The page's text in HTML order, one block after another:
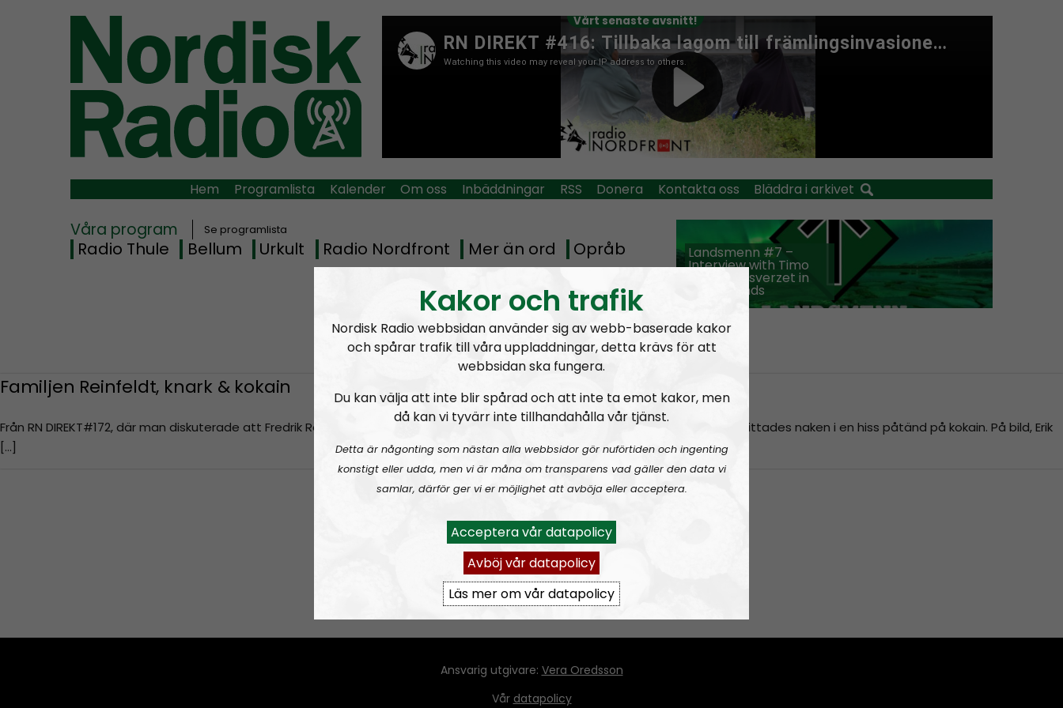
Vårt senaste avsnitt!
Hem Programlista Kalender Om oss Inbäddningar RSS Donera Kontakta oss Bläddra i arkivet
Våra program Se programlista
Radio Thule Bellum Urkult Radio Nordfront Mer än ord Opråb Landsmenn #7 –
Interview with Timo
from Volksverzet in
Netherlands
Tag:Kokain
Familjen Reinfeldt, knark & kokain
Från RN DIREKT#172, där man diskuterade att Fredrik Reinfeldts son, Erik Reinfeldt, tagits på (bokstavligen) bar gärning, när han hittades naken i en hiss påtänd på kokain. På bild, Erik
[…]
Ansvarig utgivare: Vera Oredsson
Vår datapolicy
Kakor och trafik
Nordisk Radio webbsidan använder sig av webb-baserade kakor
och spårar trafik till våra uppladdningar, detta krävs för att
webbsidan ska fungera.
Du kan välja att inte blir spårad och att inte ta emot kakor, men
då kan vi tyvärr inte tillhandahålla vår tjänst.
Detta är någonting som nästan alla webbsidor gör nuförtiden och ingenting
konstigt eller udda, men vi är måna om transparens vad gäller den data vi
samlar, därför ger vi er möjlighet att avböja eller acceptera.
Acceptera vår datapolicy
Avböj vår datapolicy
Läs mer om vår datapolicy